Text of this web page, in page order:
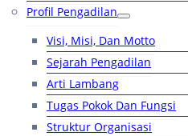
Profil Pengadilan
Visi, Misi, Dan Motto
Sejarah Pengadilan
Arti Lambang
Tugas Pokok Dan Fungsi
Struktur Organisasi